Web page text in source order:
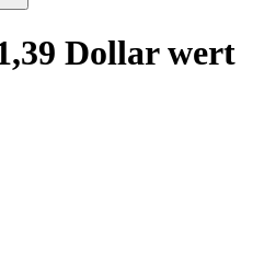
Dollar wert